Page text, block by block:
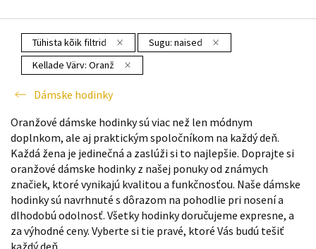
Tühista kõik filtrid Sugu: naised
Kellade Värv: Oranž
Dámske hodinky
Oranžové dámske hodinky sú viac než len módnym
doplnkom, ale aj praktickým spoločníkom na každý deň.
Každá žena je jedinečná a zaslúži si to najlepšie. Doprajte si
oranžové dámske hodinky z našej ponuky od známych
značiek, ktoré vynikajú kvalitou a funkčnosťou. Naše dámske
hodinky sú navrhnuté s dôrazom na pohodlie pri nosení a
dlhodobú odolnosť. Všetky hodinky doručujeme expresne, a
za výhodné ceny. Vyberte si tie pravé, ktoré Vás budú tešiť